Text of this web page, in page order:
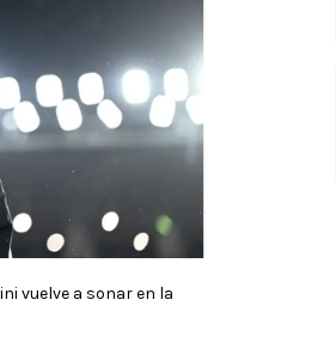
vuelve a sonar en la